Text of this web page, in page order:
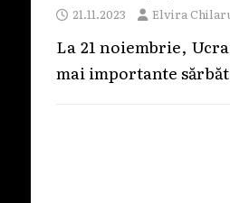
21.11.2023 Elvira
La 21 noiembrie,
mai importante